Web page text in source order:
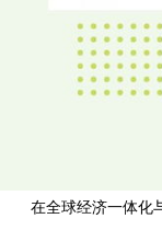
在全球经济一体化